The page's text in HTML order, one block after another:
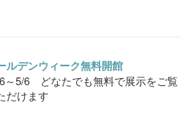
ルデンウィーク無料開館
～5/6 どなたでも無料で展示をご覧
だけます